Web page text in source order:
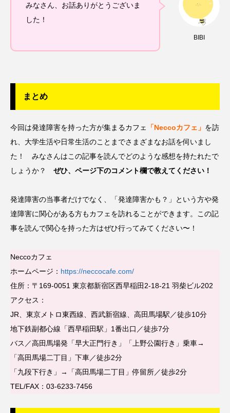
BIBI
みなさん、お話ありがとうございま
した！
まとめ
今回は発達障害を持った方が集まるカフェ 「Neccoカフェ」 を訪
れ、大学生活や日常生活のことまでさまざまなお話を伺いまし
た！ みなさんはこの記事を読んでどのような感想を持たれたで
しょうか？ ぜひ、ページ下のコメント欄で教えてください！
発達障害の当事者だけでなく、「発達障害かも？」という方や発
達障害に関心がある方もカフェを訪れることができます。この記
事を読んで関心を持った方はぜひ行ってみてください〜！
Neccoカフェ
ホームページ： https://neccocafe.com/
住所：〒169-0051 東京都新宿区西早稲田2-18-21 羽柴ビル202
アクセス：
JR、東京メトロ東西線、西武新宿線、高田馬場駅／徒歩10分
地下鉄副都心線「西早稲田駅」1番出口／徒歩7分
バス／高田馬場発「早大正門行き」「上野公園行き」乗車→
「高田馬場二丁目」下車／徒歩2分
「九段下行き」→「高田馬場二丁目」停留所／徒歩2分
TEL/FAX：03-6233-7456